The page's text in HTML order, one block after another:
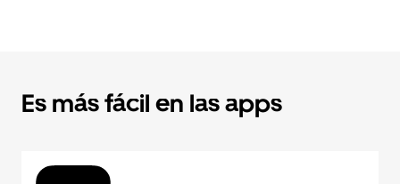
Es más fácil en las apps